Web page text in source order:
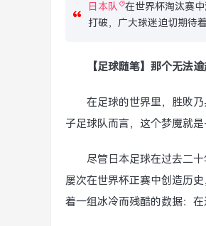
日本队
在世界杯淘汰赛
打破，广大球迷迫切期待
【足球随笔】那个无法
在足球的世界里，胜败
子足球队而言，这个梦魇就
尽管日本足球在过去二
屡次在世界杯正赛中创造历
着一组冰冷而残酷的数据：